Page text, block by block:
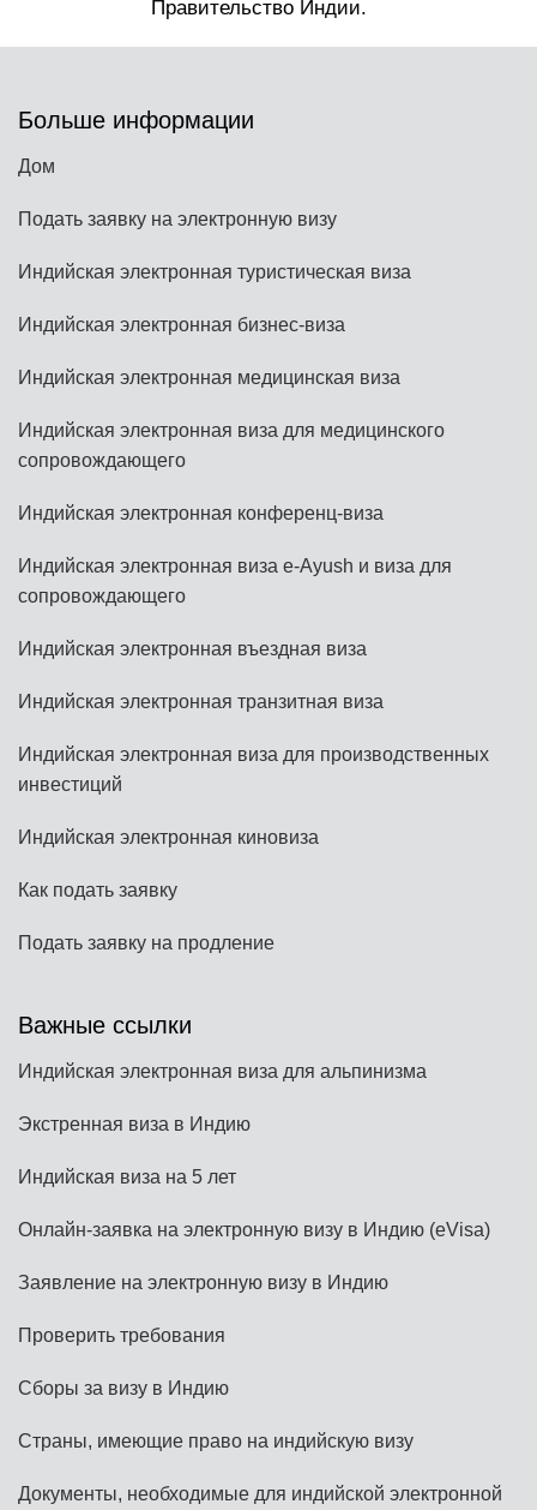
Больше информации
Дом
Подать заявку на электронную визу
Индийская электронная туристическая виза
Индийская электронная бизнес-виза
Индийская электронная медицинская виза
Индийская электронная виза для медицинского
сопровождающего
Индийская электронная конференц-виза
Индийская электронная виза e-Ayush и виза для
сопровождающего
Индийская электронная въездная виза
Индийская электронная транзитная виза
Индийская электронная виза для производственных
инвестиций
Индийская электронная киновиза
Как подать заявку
Подать заявку на продление
Важные ссылки
Индийская электронная виза для альпинизма
Экстренная виза в Индию
Индийская виза на 5 лет
Онлайн-заявка на электронную визу в Индию (eVisa)
Заявление на электронную визу в Индию
Проверить требования
Сборы за визу в Индию
Страны, имеющие право на индийскую визу
Документы, необходимые для индийской электронной